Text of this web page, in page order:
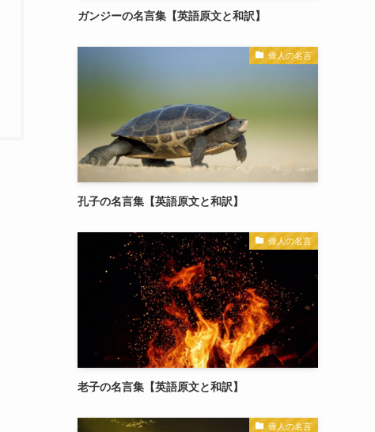
ガンジーの名言集【英語原文と和訳】
偉人の名言
孔子の名言集【英語原文と和訳】
偉人の名言
老子の名言集【英語原文と和訳】
偉人の名言